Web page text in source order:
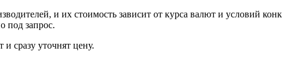
и их стоимость зависит от курса валют и условий
под запрос.
сразу уточнят цену.